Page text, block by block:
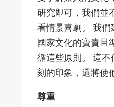
研究即可，我們並
看情景喜劇。 我
國家文化的寶貴且
循這些原則。 這
刻的印象，還將使
尊重